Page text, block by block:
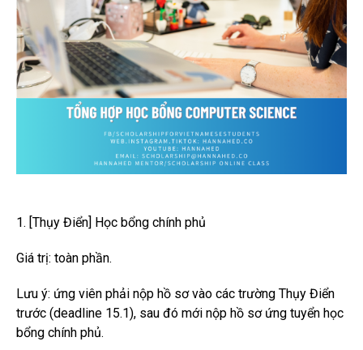
1. [Thụy Điển] Học bổng chính phủ
Giá trị: toàn phần.
Lưu ý: ứng viên phải nộp hồ sơ vào các trường Thụy Điển
trước (deadline 15.1), sau đó mới nộp hồ sơ ứng tuyển học
bổng chính phủ.